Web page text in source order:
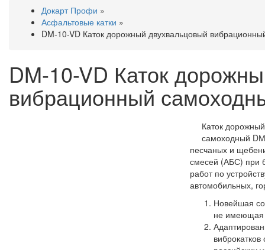
Докарт Профи »
Асфальтовые катки »
DM-10-VD Каток дорожный двухвальцовый
DM-10-VD Каток
вибрационный
Каток
самоходный
песчаных и
смесей (АБС) при
работ по
автомобильных,
Новейшая
не имеющая